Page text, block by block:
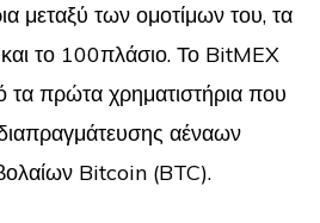
μεταξύ των ομοτίμων του, τα
το 100πλάσιο. Το BitMEX
τα πρώτα χρηματιστήρια που
αέναων
Bitcoin (BTC).